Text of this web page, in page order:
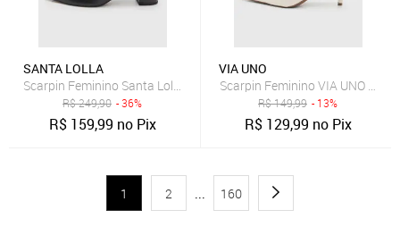
SANTA LOLLA
Scarpin Feminino Santa Lolla Couro Salto Bloco Preto
R$249,90 - 36%
R$ 159,99 no Pix
VIA UNO
Scarpin Feminino VIA UNO Bico
R$149,99 - 13%
R$ 129,99 no Pix
1 2 ... 160